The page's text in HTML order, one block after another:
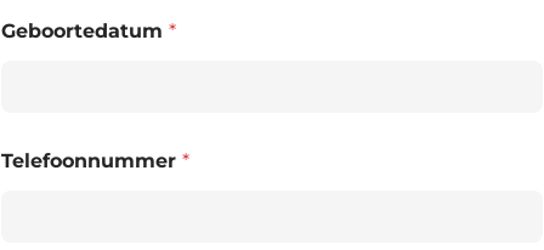
Geboortedatum *
Telefoonnummer *